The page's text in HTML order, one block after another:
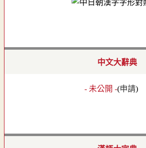
中文大辭典
- 未公開 -(申請)